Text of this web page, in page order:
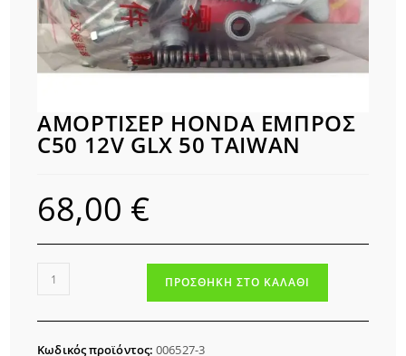
ΑΜΟΡΤΙΣΕΡ HONDA ΕΜΠΡΟΣ
C50 12V GLX 50 TAIWAN
68,00 €
ΑΜΟΡΤΙΣΕΡ
ΕΜΠΡΟΣ
C50
ΠΡΟΣΘΉΚΗ ΣΤΟ ΚΑΛΆΘΙ
Κωδικός προϊόντος:006527-3